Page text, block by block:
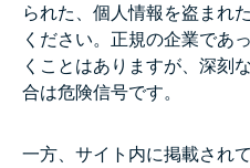
られた、個人情報を盗まれ
ください。正規の企業であ
くことはありますが、深刻
合は危険信号です。
一方、サイト内に掲載され